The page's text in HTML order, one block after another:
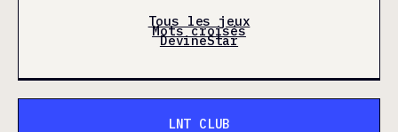
Tous les jeux
Mots croisés
DevineStar
LNT CLUB